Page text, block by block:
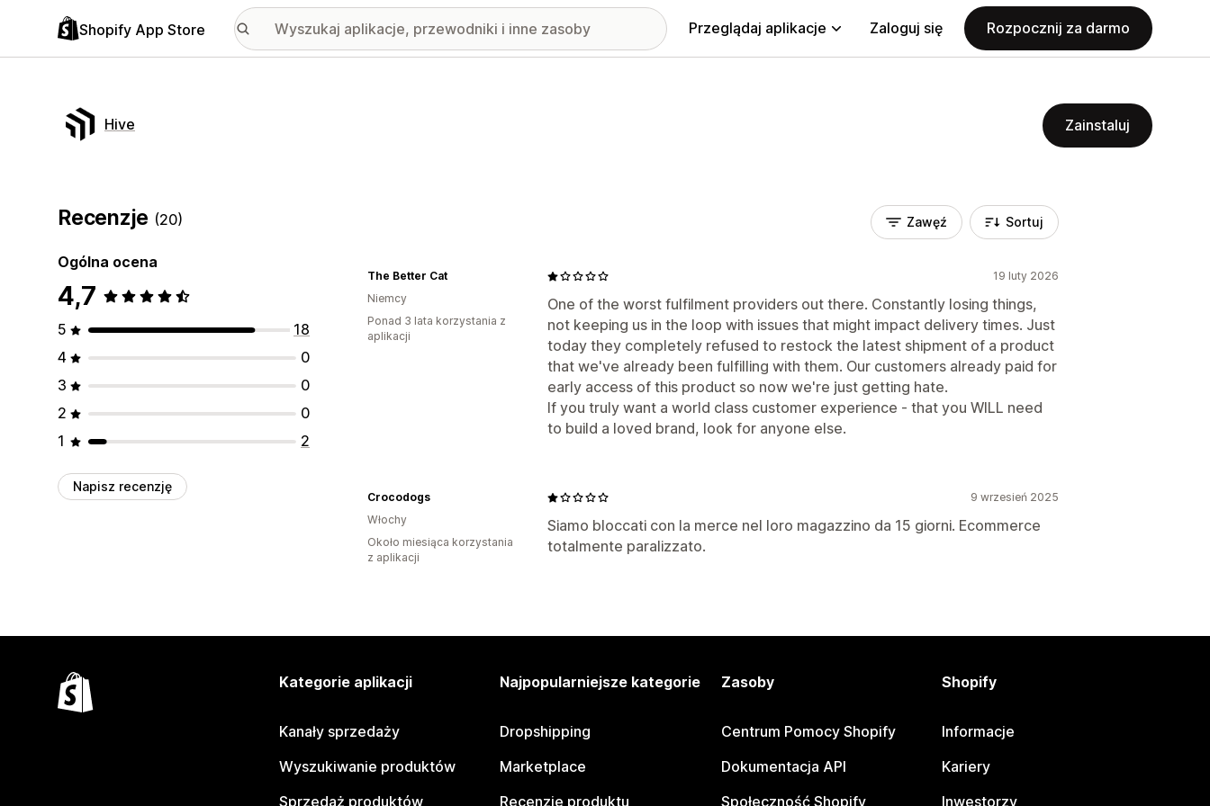
Shopify App Store Przeglądaj aplikacje Zaloguj się Rozpocznij za darmo
Hive Zainstaluj
Recenzje (20)
Ogólna ocena
4,7
5
18
4
0
3
0
2
0
1
2
Napisz recenzję
Zawęź Sortuj
19 luty 2026
One of the worst fulfilment providers out there. Constantly losing things,
not keeping us in the loop with issues that might impact delivery times. Just
today they completely refused to restock the latest shipment of a product
that we've already been fulfilling with them. Our customers already paid for
early access of this product so now we're just getting hate.
If you truly want a world class customer experience - that you WILL need
to build a loved brand, look for anyone else.
The Better Cat
Niemcy
Ponad 3 lata korzystania z
aplikacji
9 wrzesień 2025
Siamo bloccati con la merce nel loro magazzino da 15 giorni. Ecommerce
totalmente paralizzato.
Crocodogs
Włochy
Około miesiąca korzystania
z aplikacji
Kategorie aplikacji
Kanały sprzedaży
Wyszukiwanie produktów
Sprzedaż produktów
Najpopularniejsze kategorie
Dropshipping
Marketplace
Recenzje produktu
Zasoby
Centrum Pomocy Shopify
Dokumentacja API
Społeczność Shopify
Shopify
Informacje
Kariery
Inwestorzy